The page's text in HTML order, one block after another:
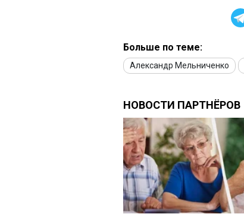
Больше по теме:
Александр Мельниченко